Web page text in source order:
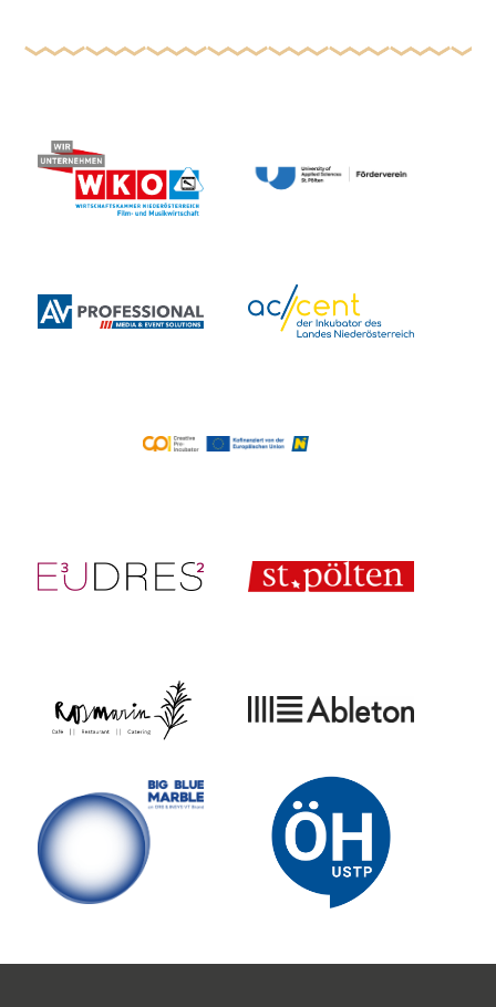
Ratgeber). Wie sie sich selbst beschreibt? „Ich